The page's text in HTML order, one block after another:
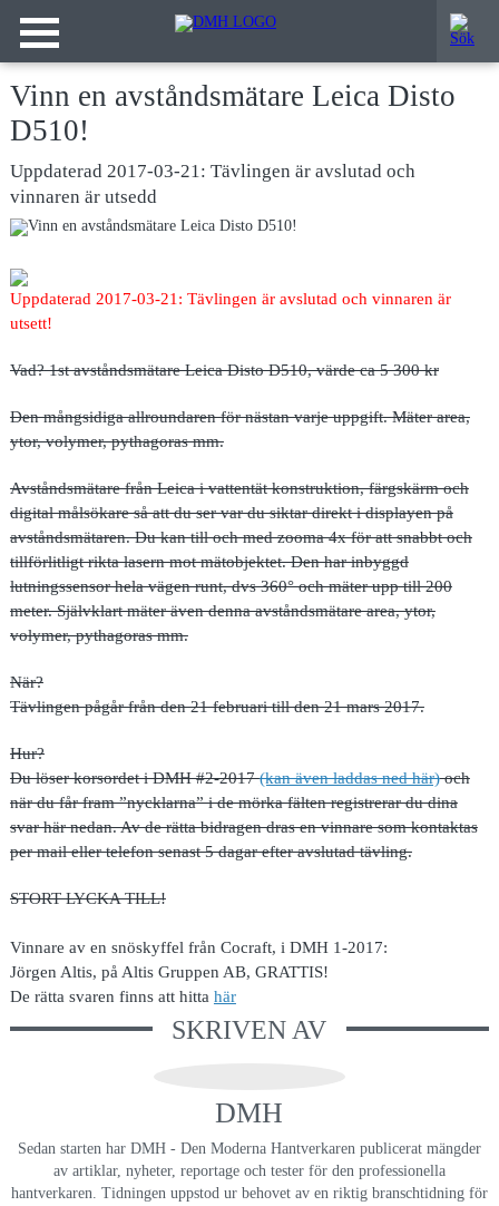
Vinn en avståndsmätare Leica Disto
D510!
Uppdaterad 2017-03-21: Tävlingen är avslutad och
vinnaren är utsedd
Uppdaterad 2017-03-21: Tävlingen är avslutad och vinnaren är
utsett!
Vad?1st avståndsmätare Leica Disto D510, värde ca 5 300 kr
Den mångsidiga allroundaren för nästan varje uppgift.Mäter area,
ytor, volymer, pythagoras mm.
Avståndsmätare från Leica i vattentät konstruktion, färgskärm och
digital målsökare så att du ser var du siktar direkt i displayen på
avståndsmätaren. Du kan till och med zooma 4x för att snabbt och
tillförlitligt rikta lasern mot mätobjektet. Den har inbyggd
lutningssensor hela vägen runt, dvs 360° och mäter upp till 200
meter. Självklart mäter även denna avståndsmätare area, ytor,
volymer, pythagoras mm.
När?
Tävlingen pågår från den 21 februari till den 21 mars 2017.
Hur?
Du löser korsordet i DMH #2-2017(kan även laddas ned här)och
när du får fram ”nycklarna” i de mörka fälten registrerar du dina
svar här nedan. Av de rätta bidragen dras en vinnare som kontaktas
per mail eller telefon senast 5 dagar efter avslutad tävling.
STORT LYCKA TILL!
Vinnare av en snöskyffel från Cocraft, i DMH 1-2017:
Jörgen Altis, på Altis Gruppen AB, GRATTIS!
De rätta svaren finns att hitta här
SKRIVEN AV
DMH
Sedan starten har DMH - Den Moderna Hantverkaren publicerat mängder
av artiklar, nyheter, reportage och tester för den professionella
hantverkaren. Tidningen uppstod ur behovet av en riktig branschtidning för